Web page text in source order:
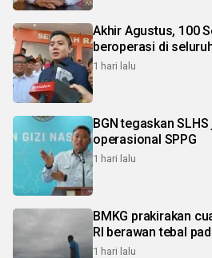
Akhir Agustus, 100
beroperasi di
1 hari lalu
BGN tegaskan
operasional SPPG
1 hari lalu
BMKG prakirakan
RI berawan tebal
1 hari lalu